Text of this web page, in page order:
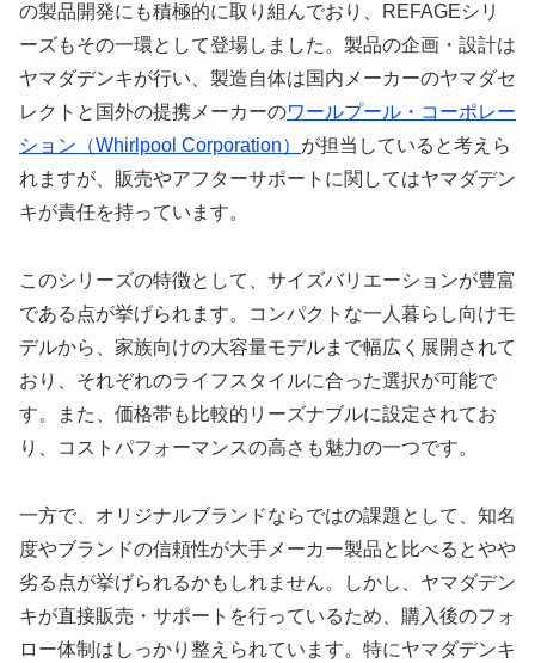
の製品開発にも積極的に取り組んでおり、REFAGEシリ
ーズもその一環として登場しました。製品の企画・設計は
ヤマダデンキが行い、製造自体は国内メーカーのヤマダセ
レクトと国外の提携メーカーのワールプール・コーポレー
ション（Whirlpool Corporation） が担当していると考えら
れますが、販売やアフターサポートに関してはヤマダデン
キが責任を持っています。
このシリーズの特徴として、サイズバリエーションが豊富
である点が挙げられます。コンパクトな一人暮らし向けモ
デルから、家族向けの大容量モデルまで幅広く展開されて
おり、それぞれのライフスタイルに合った選択が可能で
す。また、価格帯も比較的リーズナブルに設定されてお
り、コストパフォーマンスの高さも魅力の一つです。
一方で、オリジナルブランドならではの課題として、知名
度やブランドの信頼性が大手メーカー製品と比べるとやや
劣る点が挙げられるかもしれません。しかし、ヤマダデン
キが直接販売・サポートを行っているため、購入後のフォ
ロー体制はしっかり整えられています。特にヤマダデンキ